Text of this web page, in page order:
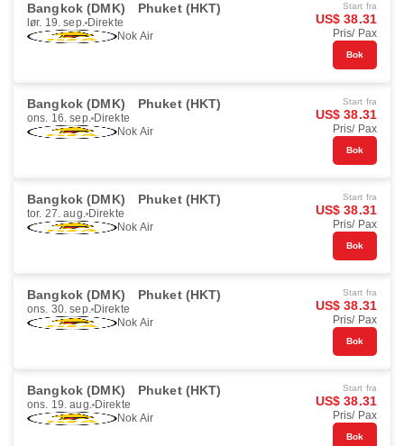
Bangkok (DMK) Phuket (HKT)
lør. 19. sep. Direkte
Nok Air
Start fra
US$ 38.31
Pris/ Pax
Bok
Bangkok (DMK) Phuket (HKT)
ons. 16. sep. Direkte
Nok Air
Start fra
US$ 38.31
Pris/ Pax
Bok
Bangkok (DMK) Phuket (HKT)
tor. 27. aug. Direkte
Nok Air
Start fra
US$ 38.31
Pris/ Pax
Bok
Bangkok (DMK) Phuket (HKT)
ons. 30. sep. Direkte
Nok Air
Start fra
US$ 38.31
Pris/ Pax
Bok
Bangkok (DMK) Phuket (HKT)
ons. 19. aug. Direkte
Nok Air
Start fra
US$ 38.31
Pris/ Pax
Bok